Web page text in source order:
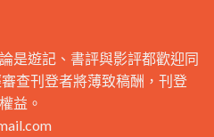
是遊記、書評與影評都歡迎同
查刊登者將薄致稿酬，刊登
益。